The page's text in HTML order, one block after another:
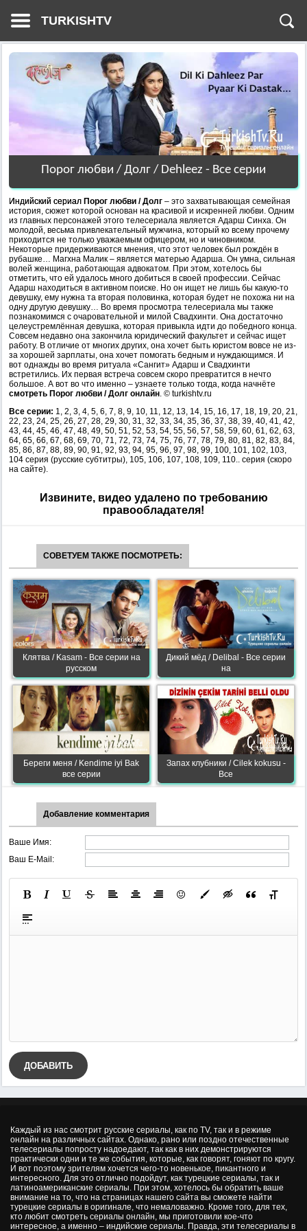
TURKISHTV
Порог любви / Долг / Dehleez - Все серии
Индийский сериал Порог любви / Долг – это захватывающая семейная
история, сюжет которой основан на красивой и искренней любви. Одним
из главных персонажей этого телесериала является Адарш Синха. Он
молодой, весьма привлекательный мужчина, который ко всему прочему
приходится не только уважаемым офицером, но и чиновником.
Некоторые придерживаются мнения, что этот человек был рождён в
рубашке… Магхна Малик – является матерью Адарша. Он умна, сильная
волей женщина, работающая адвокатом. При этом, хотелось бы
отметить, что ей удалось много добиться в своей профессии. Сейчас
Адарш находиться в активном поиске. Но он ищет не лишь бы какую-то
девушку, ему нужна та вторая половинка, которая будет не похожа ни на
одну другую девушку… Во время просмотра телесериала мы также
познакомимся с очаровательной и милой Свадхинти. Она достаточно
целеустремлённая девушка, которая привыкла идти до победного конца.
Совсем недавно она закончила юридический факультет и сейчас ищет
работу. В отличие от многих других, она хочет быть юристом вовсе не из-
за хорошей зарплаты, она хочет помогать бедным и нуждающимся. И
вот однажды во время ритуала «Сангит» Адарш и Свадхинти
встретились. Их первая встреча совсем скоро превратится в нечто
большое. А вот во что именно – узнаете только тогда, когда начнёте
смотреть Порог любви / Долг онлайн. © turkishtv.ru
Все серии: 1, 2, 3, 4, 5, 6, 7, 8, 9, 10, 11, 12, 13, 14, 15, 16, 17, 18, 19, 20, 21,
22, 23, 24, 25, 26, 27, 28, 29, 30, 31, 32, 33, 34, 35, 36, 37, 38, 39, 40, 41, 42,
43, 44, 45, 46, 47, 48, 49, 50, 51, 52, 53, 54, 55, 56, 57, 58, 59, 60, 61, 62, 63,
64, 65, 66, 67, 68, 69, 70, 71, 72, 73, 74, 75, 76, 77, 78, 79, 80, 81, 82, 83, 84,
85, 86, 87, 88, 89, 90, 91, 92, 93, 94, 95, 96, 97, 98, 99, 100, 101, 102, 103,
104 серия (русские субтитры), 105, 106, 107, 108, 109, 110.. серия (скоро
на сайте).
Извините, видео удалено по требованию
правообладателя!
СОВЕТУЕМ ТАКЖЕ ПОСМОТРЕТЬ:
Клятва / Kasam - Все серии на
русском
Дикий мёд / Delibal - Все серии
на
Береги меня / Kendime iyi Bak
все серии
Запах клубники / Cilek kokusu -
Все
Добавление комментария
Ваше Имя:
Ваш E-Mail:
ДОБАВИТЬ
Каждый из нас смотрит русские сериалы, как по TV, так и в режиме
онлайн на различных сайтах. Однако, рано или поздно отечественные
телесериалы попросту надоедают, так как в них демонстрируются
практически одни и те же события, которые, как говорят, гоняют по кругу.
И вот поэтому зрителям хочется чего-то новенькое, пикантного и
интересного. Для это отлично подойдут, как турецкие сериалы, так и
латиноамериканские сериалы. При этом, хотелось бы обратить ваше
внимание на то, что на страницах нашего сайта вы сможете найти
турецкие сериалы в оригинале, что немаловажно. Кроме того, для тех,
кто любит смотреть сериалы онлайн, мы приготовили кое-что
интересное, а именно – индийские сериалы. Правда, эти телесериалы в